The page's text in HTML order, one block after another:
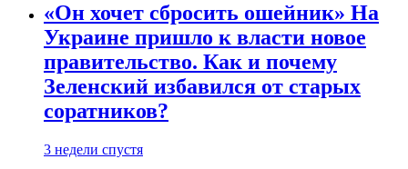
«Он хочет сбросить ошейник» На
Украине пришло к власти новое
правительство. Как и почему
Зеленский избавился от старых
соратников?
3 недели спустя